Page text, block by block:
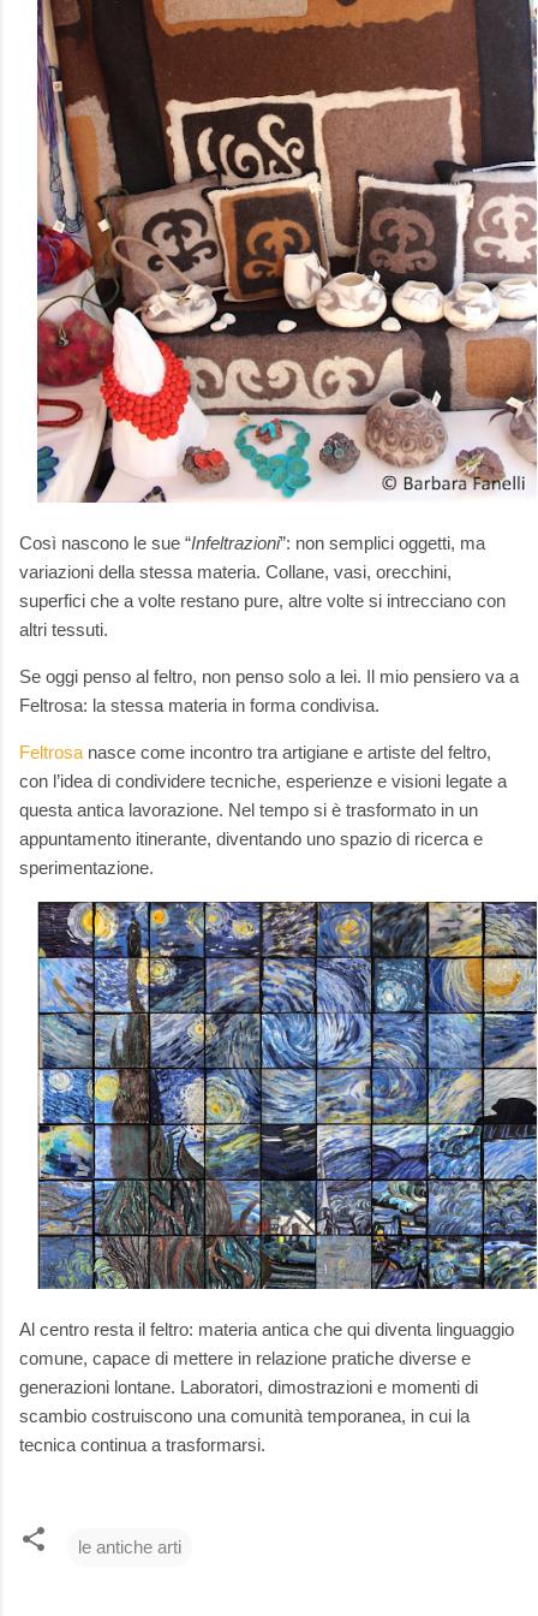
Così nascono le sue “Infeltrazioni”: non semplici oggetti, ma
variazioni della stessa materia. Collane, vasi, orecchini,
superfici che a volte restano pure, altre volte si intrecciano con
altri tessuti.
Se oggi penso al feltro, non penso solo a lei. Il mio pensiero va a
Feltrosa: la stessa materia in forma condivisa.
Feltrosa nasce come incontro tra artigiane e artiste del feltro,
con l’idea di condividere tecniche, esperienze e visioni legate a
questa antica lavorazione. Nel tempo si è trasformato in un
appuntamento itinerante, diventando uno spazio di ricerca e
sperimentazione.
Al centro resta il feltro: materia antica che qui diventa linguaggio
comune, capace di mettere in relazione pratiche diverse e
generazioni lontane. Laboratori, dimostrazioni e momenti di
scambio costruiscono una comunità temporanea, in cui la
tecnica continua a trasformarsi.
le antiche arti